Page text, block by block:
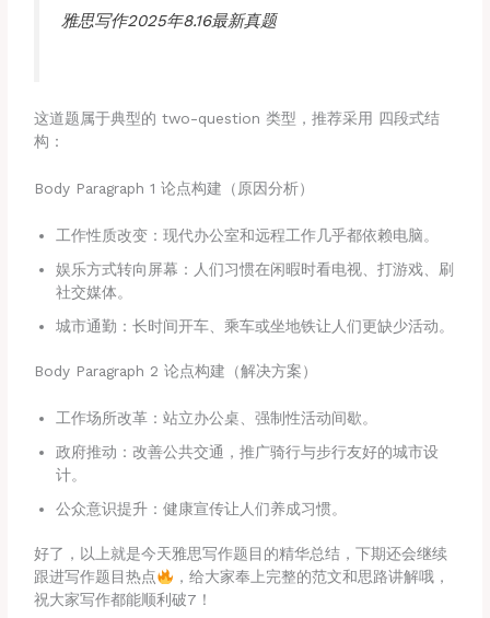
雅思写作2025年8.16最新真题
这道题属于典型的 two-question 类型，推荐采用 四段式结
构：
Body Paragraph 1 论点构建（原因分析）
工作性质改变：现代办公室和远程工作几乎都依赖电脑。
娱乐方式转向屏幕：人们习惯在闲暇时看电视、打游戏、刷
社交媒体。
城市通勤：长时间开车、乘车或坐地铁让人们更缺少活动。
Body Paragraph 2 论点构建（解决方案）
工作场所改革：站立办公桌、强制性活动间歇。
政府推动：改善公共交通，推广骑行与步行友好的城市设
计。
公众意识提升：健康宣传让人们养成习惯。
好了，以上就是今天雅思写作题目的精华总结，下期还会继续
跟进写作题目热点
，给大家奉上完整的范文和思路讲解哦，
祝大家写作都能顺利破7！